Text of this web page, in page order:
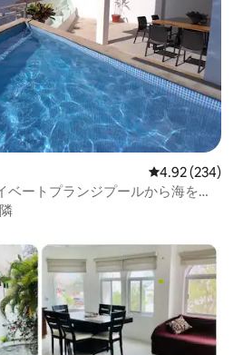
レビュー234
4.92 (234)
ベートプランジプールから海を眺